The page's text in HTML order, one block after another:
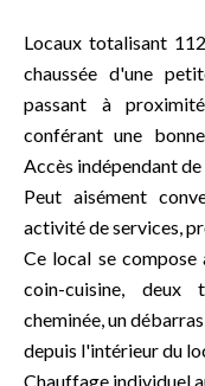
Locaux totalisant
chaussée d'une
passant à
conférant une
Accès indépendant
Peut aisément
activité de services,
Ce local se
coin-cuisine, deux
cheminée, un
depuis l'intérieur du
Chauffage individuel